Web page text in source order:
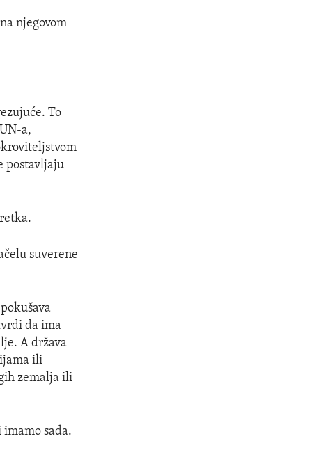
njegovom
To
a,
postavljaju
suverene
da ima
A država
ili
zemalja ili
sada.